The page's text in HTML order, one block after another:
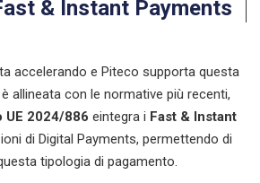
& Instant Payments
accelerando e Piteco supporta questa
allineata con le normative più recenti,
UE 2024/886 eintegra i Fast & Instant
di Digital Payments, permettendo di
tipologia di pagamento.